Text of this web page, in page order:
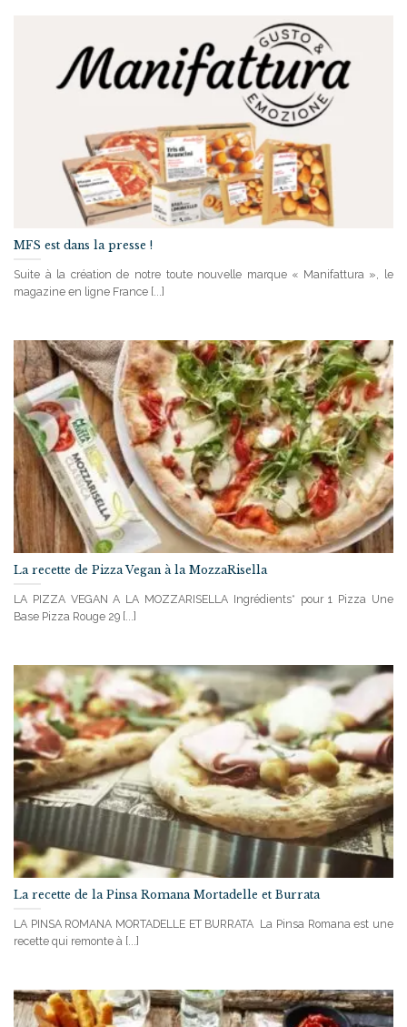
MFS est dans la presse !
Suite à la création de notre toute nouvelle marque « Manifattura », le
magazine en ligne France [...]
La recette de Pizza Vegan à la MozzaRisella
LA PIZZA VEGAN A LA MOZZARISELLA Ingrédients* pour 1 Pizza Une
Base Pizza Rouge 29 [...]
La recette de la Pinsa Romana Mortadelle et Burrata
LA PINSA ROMANA MORTADELLE ET BURRATA La Pinsa Romana est une
recette qui remonte à [...]